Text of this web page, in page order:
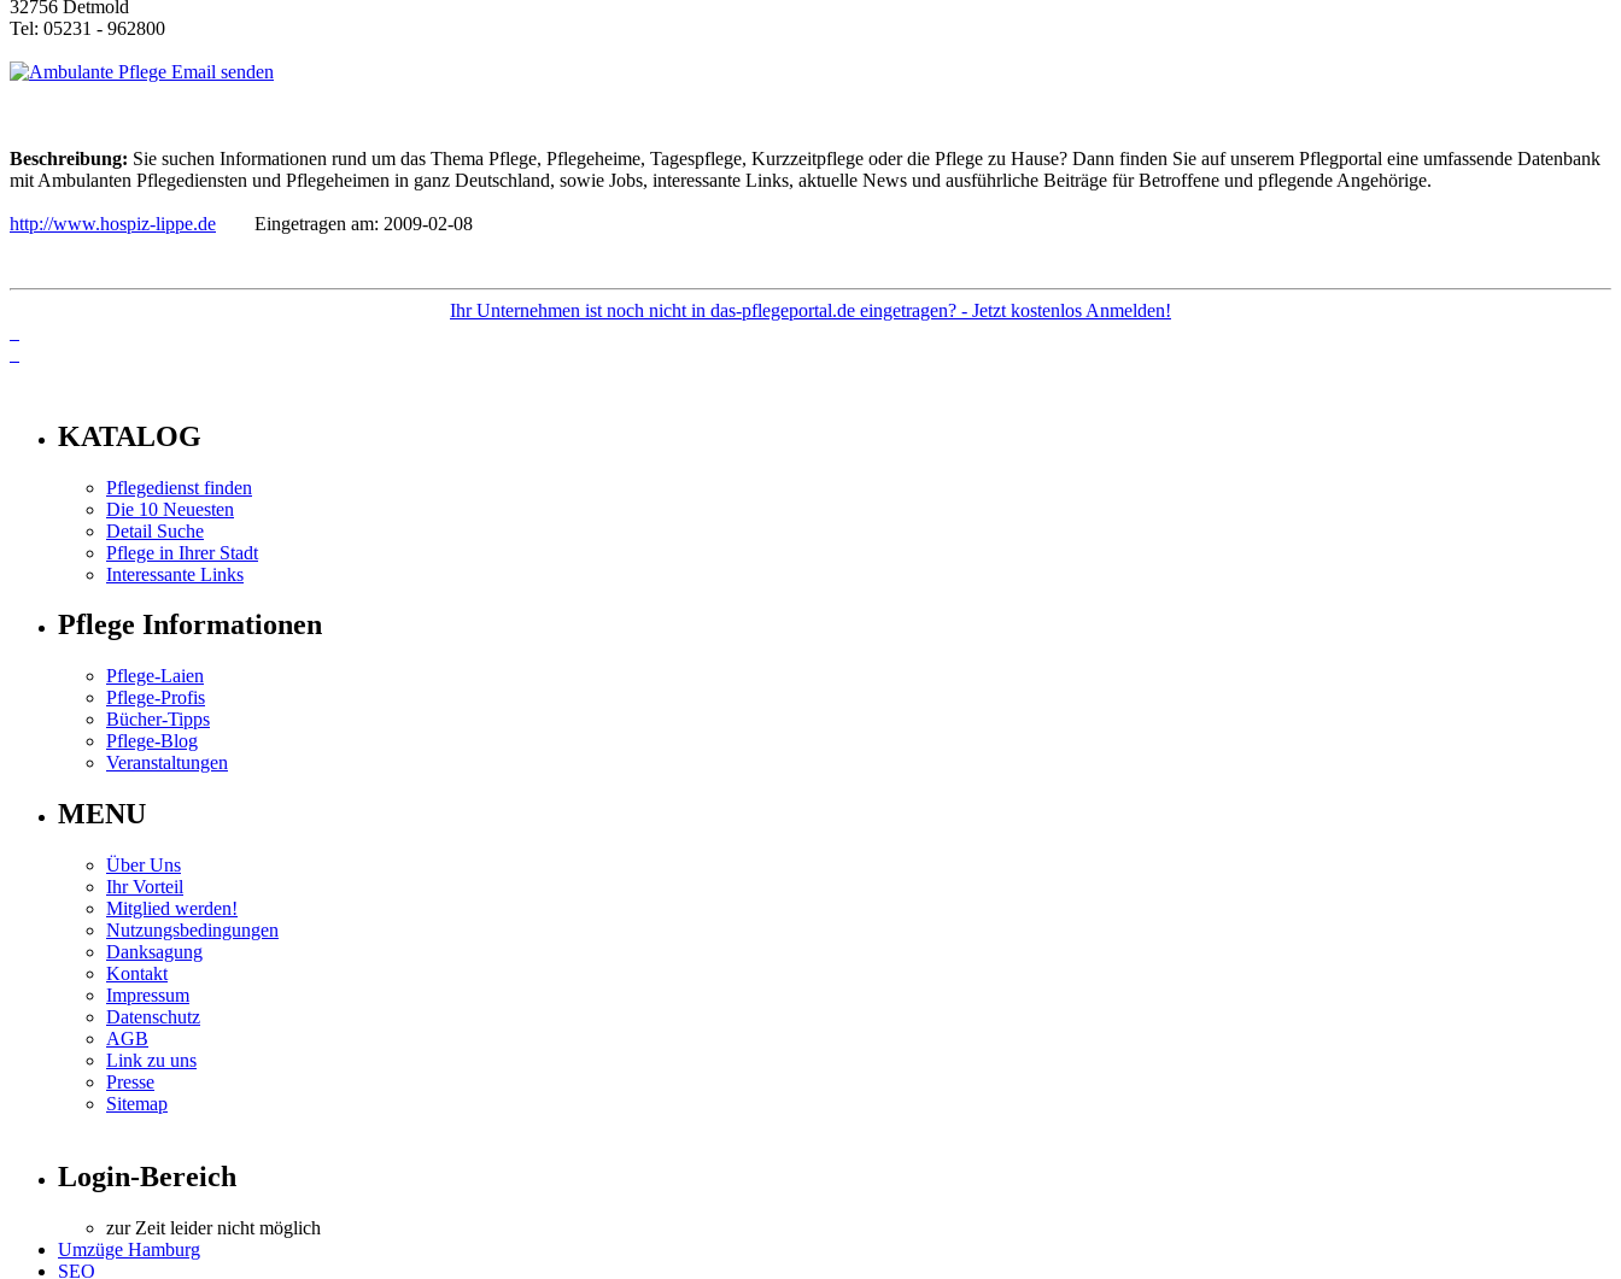
32756 Detmold
Tel: 05231 - 962800
Email senden
Beschreibung: Sie suchen Informationen rund um das Thema Pflege, Pflegeheime, Tagespflege, Kurzzeitpflege oder die Pflege zu Hause? Dann finden Sie auf unserem Pflegportal eine umfassende Datenbank
mit Ambulanten Pflegediensten und Pflegeheimen in ganz Deutschland, sowie Jobs, interessante Links, aktuelle News und ausführliche Beiträge für Betroffene und pflegende Angehörige.
http://www.hospiz-lippe.de Eingetragen am: 2009-02-08
Ihr Unternehmen ist noch nicht in das-pflegeportal.de eingetragen? - Jetzt kostenlos Anmelden!
KATALOG
Pflegedienst finden
Die 10 Neuesten
Detail Suche
Pflege in Ihrer Stadt
Interessante Links
Pflege Informationen
Pflege-Laien
Pflege-Profis
Bücher-Tipps
Pflege-Blog
Veranstaltungen
MENU
Über Uns
Ihr Vorteil
Mitglied werden!
Nutzungsbedingungen
Danksagung
Kontakt
Impressum
Datenschutz
AGB
Link zu uns
Presse
Sitemap
Login-Bereich
zur Zeit leider nicht möglich
Umzüge Hamburg
SEO